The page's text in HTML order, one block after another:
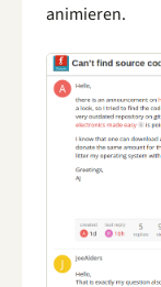
animieren.